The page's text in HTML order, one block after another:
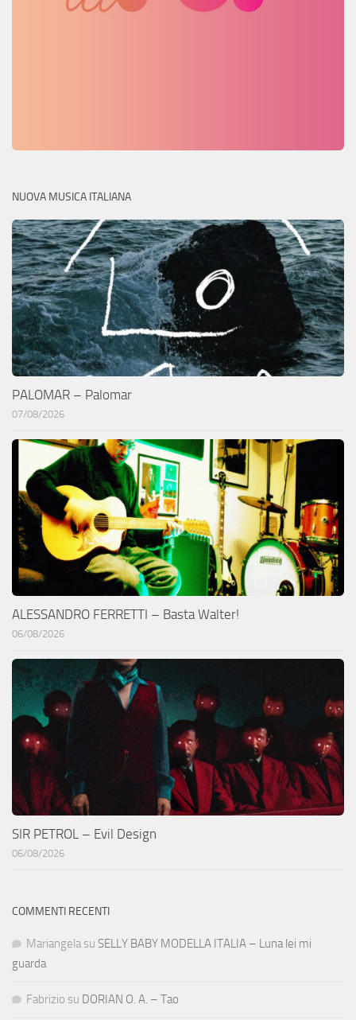
NUOVA MUSICA ITALIANA
PALOMAR – Palomar
07/08/2026
ALESSANDRO FERRETTI – Basta Walter!
06/08/2026
SIR PETROL – Evil Design
06/08/2026
COMMENTI RECENTI
Mariangela su SELLY BABY MODELLA ITALIA – Luna lei mi
guarda
Fabrizio su DORIAN O. A. – Tao